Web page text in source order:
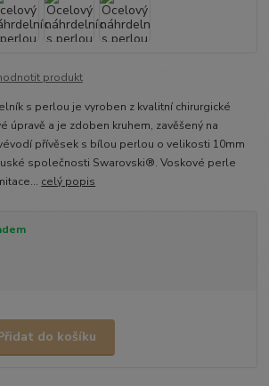
produkt
s perlou je vyroben z kvalitní chirurgické
úpravě a je zdoben kruhem, zavěšený na
přívěsek s bílou perlou o velikosti 10mm
společnosti Swarovski®. Voskové perle
celý popis
do košíku